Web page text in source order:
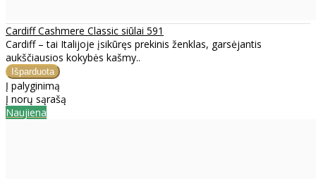
Cardiff Cashmere Classic siūlai 591
Cardiff – tai Italijoje įsikūręs prekinis ženklas, garsėjantis
aukščiausios kokybės kašmy..
Į palyginimą
Į norų sąrašą
Naujiena